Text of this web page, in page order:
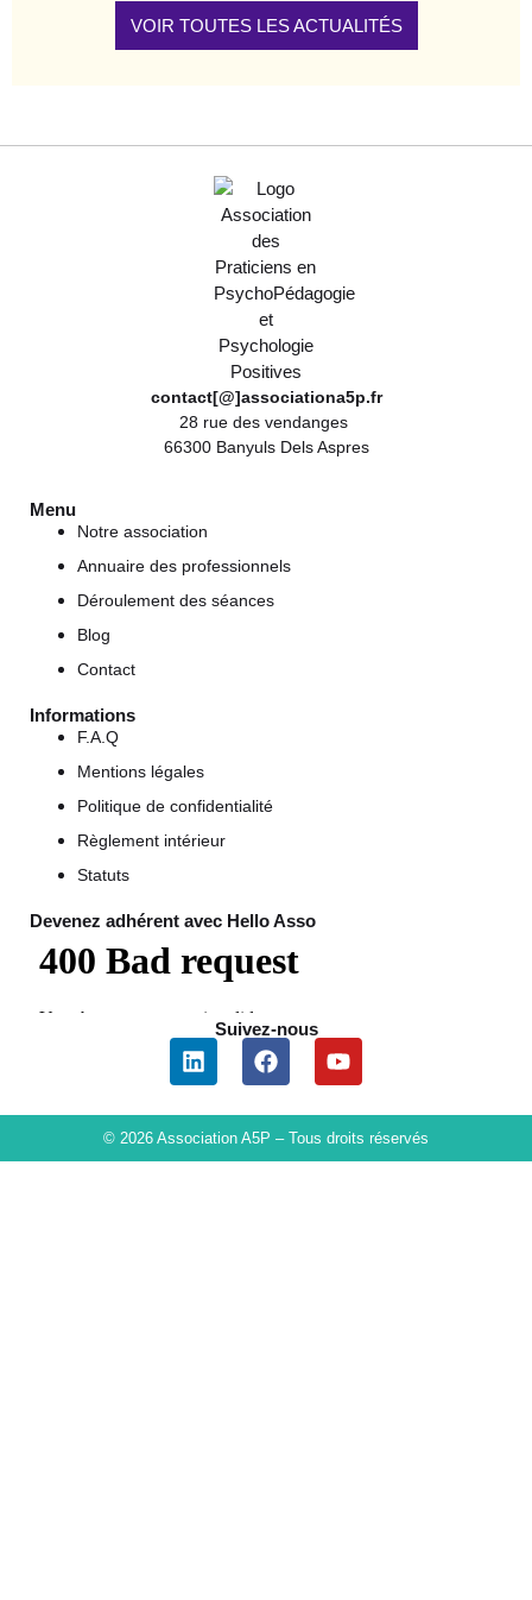
VOIR TOUTES LES ACTUALITÉS
contact[@]associationa5p.fr
28 rue des vendanges
66300 Banyuls Dels Aspres
Menu
Notre association
Annuaire des professionnels
Déroulement des séances
Blog
Contact
Informations
F.A.Q
Mentions légales
Politique de confidentialité
Règlement intérieur
Statuts
Devenez adhérent avec Hello Asso
Suivez-nous
© 2026 Association A5P – Tous droits réservés